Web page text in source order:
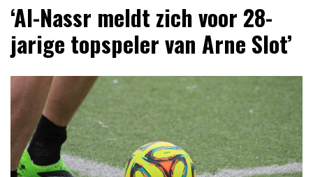
‘Al-Nassr meldt zich voor 28-
jarige topspeler van Arne Slot’